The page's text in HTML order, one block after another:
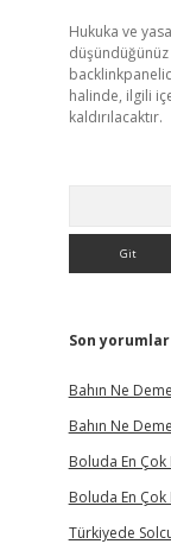
Hukuka ve
halinde, ilgili
kaldırılacaktır.
Son yorumlar
Bahın Ne
Bahın Ne
Boluda En Çok
Boluda En Çok
Türkiyede